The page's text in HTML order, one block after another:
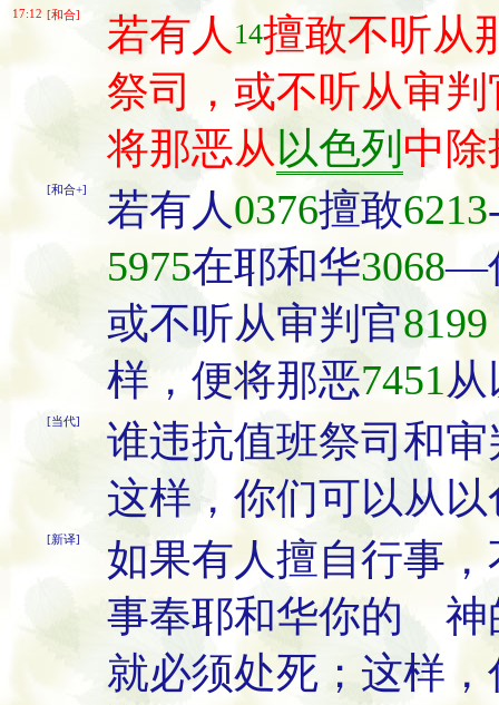
17:12 [和合] 若有人 14擅敢不听从
祭司，或不听从审
将那恶从以色列 中
[和合+] 若有人0376擅敢6213
5975在耶和华3068―
或不听从审判官8199
样，便将那恶7451从
[当代]
谁违抗值班祭司和
这样，你们可以从
[新译]
如果有人擅自行事
事奉耶和华你的 神
就必须处死；这样